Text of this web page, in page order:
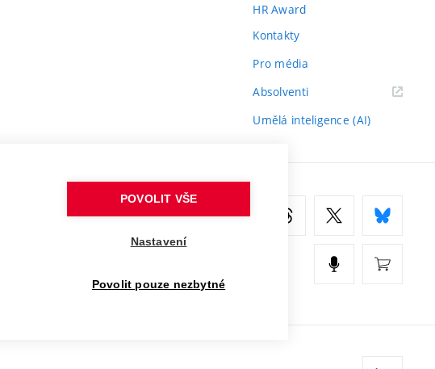
HR Award
Kontakty
Pro média
Absolventi(externí
Umělá inteligence (AI)
POVOLIT VŠE
Nastavení
Povolit pouze nezbytné